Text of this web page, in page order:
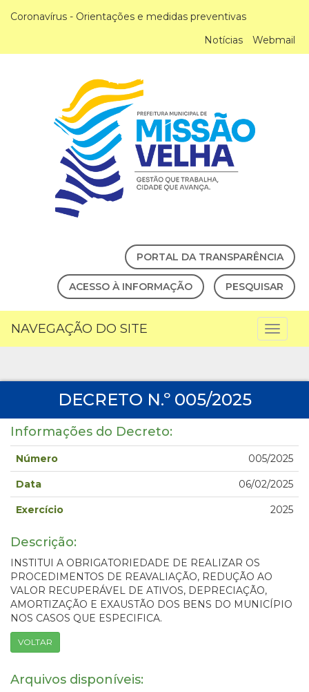
Coronavírus - Orientações e medidas preventivas
Notícias
Webmail
PORTAL DA TRANSPARÊNCIA
ACESSO À INFORMAÇÃO PESQUISAR
NAVEGAÇÃO DO SITE
DECRETO N.º 005/2025
Informações do Decreto:
Número 005/2025
Data 06/02/2025
Exercício 2025
Descrição:
INSTITUI A OBRIGATORIEDADE DE REALIZAR OS
PROCEDIMENTOS DE REAVALIAÇÃO, REDUÇÃO AO
VALOR RECUPERÁVEL DE ATIVOS, DEPRECIAÇÃO,
AMORTIZAÇÃO E EXAUSTÃO DOS BENS DO MUNICÍPIO
NOS CASOS QUE ESPECIFICA.
VOLTAR
Arquivos disponíveis: